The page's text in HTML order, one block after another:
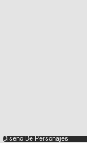
Diseño De Personajes